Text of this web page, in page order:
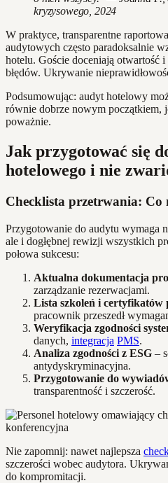
kryzysowego, 2024
W praktyce, transparentne
audytowych często paradoksalnie
hotelu. Goście doceniają otwartość
błędów. Ukrywanie
Podsumowując: audyt hotelowy
równie dobrze nowym początkiem,
poważnie.
Jak przygotować się
hotelowego i nie
Checklista przetrwania: Co
Przygotowanie do audytu wymaga
ale i dogłębnej rewizji wszystkich
połowa sukcesu:
Aktualna dokumentacja
zarządzanie rezerwacjami.
Lista szkoleń i certyfikatów
pracownik przeszedł
Weryfikacja zgodności
danych, integracja PMS.
Analiza zgodności z ESG –
antydyskryminacyjna.
Przygotowanie do
transparentność i szczerość.
Nie zapomnij: nawet najlepsza
szczerości wobec audytora.
do kompromitacji.